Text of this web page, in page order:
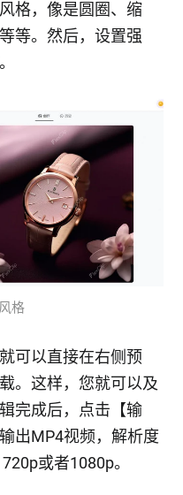
格，像是圆圈、缩
等。然后，设置强
格
可以直接在右侧预
。这样，您就可以及
完成后，点击【输
出MP4视频，解析度
或者1080p。